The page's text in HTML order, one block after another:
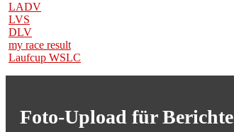
LADV
LVS
DLV
my race result
Laufcup WSLC
Foto-Upload für Berichte